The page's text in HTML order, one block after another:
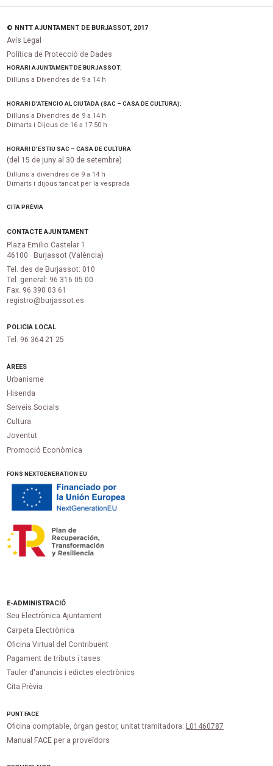
© NNTT AJUNTAMENT DE BURJASSOT, 2017
Avís Legal
Política de Protecció de Dades
HORARI AJUNTAMENT DE BURJASSOT:
Dilluns a Divendres de 9 a 14 h
HORARI D’ATENCIÓ AL CIUTADÀ (SAC – CASA DE CULTURA):
Dilluns a Divendres de 9 a 14 h
Dimarts i Dijous de 16 a 17:50 h
HORARI D’ESTIU SAC – CASA DE CULTURA
(del 15 de juny al 30 de setembre)
Dilluns a divendres de 9 a 14 h
Dimarts i dijous tancat per la vesprada
CITA PRÈVIA
CONTACTE AJUNTAMENT
Plaza Emilio Castelar 1
46100 · Burjassot (València)
Tel. des de Burjassot: 010
Tel. general: 96 316 05 00
Fax. 96 390 03 61
registro@burjassot.es
POLICIA LOCAL
Tel. 96 364 21 25
ÀREES
Urbanisme
Hisenda
Serveis Socials
Cultura
Joventut
Promoció Econòmica
FONS NEXTGENERATION EU
E-ADMINISTRACIÓ
Seu Electrònica Ajuntament
Carpeta Electrònica
Oficina Virtual del Contribuent
Pagament de tributs i tases
Tauler d'anuncis i edictes electrònics
Cita Prèvia
PUNTFACE
Oficina comptable, òrgan gestor, unitat tramitadora: L01460787
Manual FACE per a proveïdors